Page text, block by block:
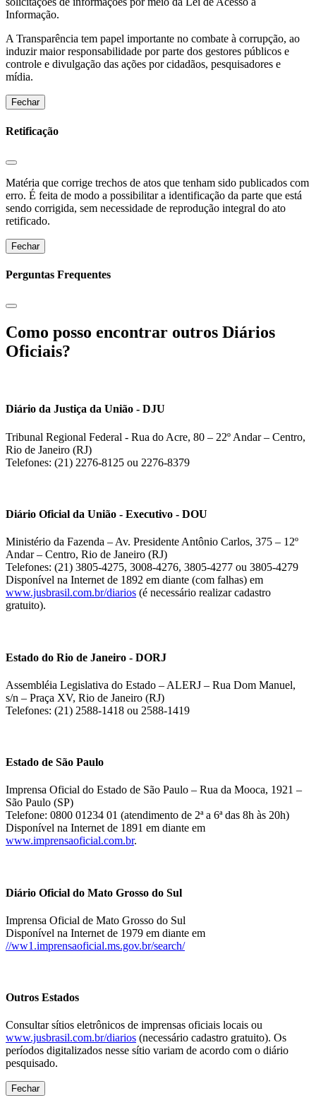
Informação.
A Transparência tem papel importante no combate à corrupção, ao
induzir maior responsabilidade por parte dos gestores públicos e
controle e divulgação das ações por cidadãos, pesquisadores e
mídia.
Fechar
Retificação
Matéria que corrige trechos de atos que tenham sido publicados com
erro. É feita de modo a possibilitar a identificação da parte que está
sendo corrigida, sem necessidade de reprodução integral do ato
retificado.
Fechar
Perguntas Frequentes
Como posso encontrar outros Diários
Oficiais?
Diário da Justiça da União - DJU
Tribunal Regional Federal - Rua do Acre, 80 – 22º Andar – Centro,
Rio de Janeiro (RJ)
Telefones: (21) 2276-8125 ou 2276-8379
Diário Oficial da União - Executivo - DOU
Ministério da Fazenda – Av. Presidente Antônio Carlos, 375 – 12º
Andar – Centro, Rio de Janeiro (RJ)
Telefones: (21) 3805-4275, 3008-4276, 3805-4277 ou 3805-4279
Disponível na Internet de 1892 em diante (com falhas) em
www.jusbrasil.com.br/diarios (é necessário realizar cadastro
gratuito).
Estado do Rio de Janeiro - DORJ
Assembléia Legislativa do Estado – ALERJ – Rua Dom Manuel,
s/n – Praça XV, Rio de Janeiro (RJ)
Telefones: (21) 2588-1418 ou 2588-1419
Estado de São Paulo
Imprensa Oficial do Estado de São Paulo – Rua da Mooca, 1921 –
São Paulo (SP)
Telefone: 0800 01234 01 (atendimento de 2ª a 6ª das 8h às 20h)
Disponível na Internet de 1891 em diante em
www.imprensaoficial.com.br.
Diário Oficial do Mato Grosso do Sul
Imprensa Oficial de Mato Grosso do Sul
Disponível na Internet de 1979 em diante em
//ww1.imprensaoficial.ms.gov.br/search/
Outros Estados
Consultar sítios eletrônicos de imprensas oficiais locais ou
www.jusbrasil.com.br/diarios (necessário cadastro gratuito). Os
períodos digitalizados nesse sítio variam de acordo com o diário
pesquisado.
Fechar